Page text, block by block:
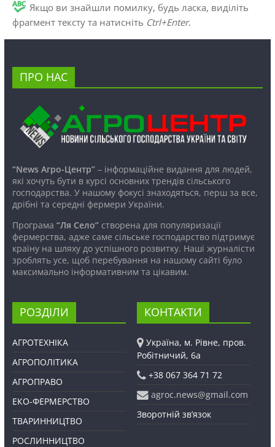
Якщо ви знайшли помилку, будь ласка, виділіть
фрагмент тексту та натисніть Ctrl+Enter.
ПРО НАС
“News Агро-Центр”– інформаційне видання для людей,
які хочуть бути в курсі основних трендів сільського
господарства. У нашому фокусі знаходяться, перш за все,
дрібні та середні фермери України.
Програма “Ля Село”створена для популяризації
фермерства, адже саме сільське господарство підтримує
країну на шляху до успішного розвитку. Наші журналісти
зроблять усе, щоб перебування на нашому сайті було
максимально інформативним та цікавим.
РОЗДІЛИ
АГРОТЕХНІКА
АГРОПОЛІТИКА
АГРОПРАВО
ЕКО-ФЕРМЕРСТВО
ТВАРИННИЦТВО
РОСЛИННИЦТВО
КОНТАКТИ
Україна, м. Рівне, пров.
Робітничий, 6а
+38 067 364 71 72
agroc.news@gmail.com
Зворотній зв’язок